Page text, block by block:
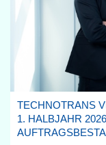
TECHNOTRANS
1. HALBJAHR